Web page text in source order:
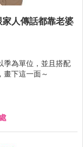
人傳話都靠老婆
季為單位，並且搭配
畫下這一面～